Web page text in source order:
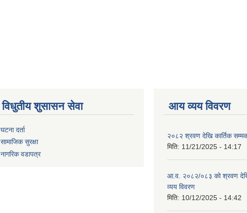
विधुतीय शुसासन सेवा
घटना दर्ता
सामाजिक सुरक्षा
नागरिक वडापत्र
आय व्यय विवरण
२०८२ श्रवण देखि कार्तिक
मिति: 11/21/2025 - 14:17
आ.व. २०८२/०८३ को श्रवण
व्यय विवरण
मिति: 10/12/2025 - 14:42